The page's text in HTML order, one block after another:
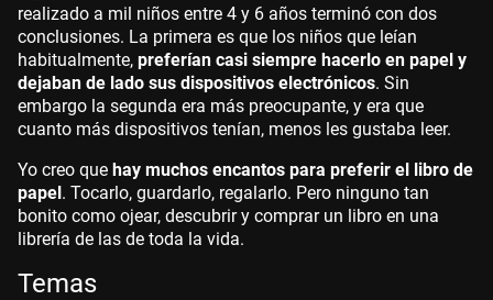
realizado a mil niños entre 4 y 6 años terminó con dos
conclusiones. La primera es que los niños que leían
habitualmente, preferían casi siempre hacerlo en papel y
dejaban de lado sus dispositivos electrónicos. Sin
embargo la segunda era más preocupante, y era que
cuanto más dispositivos tenían, menos les gustaba leer.
Yo creo que hay muchos encantos para preferir el libro de
papel. Tocarlo, guardarlo, regalarlo. Pero ninguno tan
bonito como ojear, descubrir y comprar un libro en una
librería de las de toda la vida.
Temas